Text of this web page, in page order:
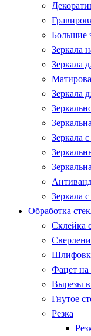
Большие
Зеркала
Зеркала
Зеркала
Зеркала
Зеркала
Обработка
Склейка
Фацет на
Вырезы в
Гнутое
Резка